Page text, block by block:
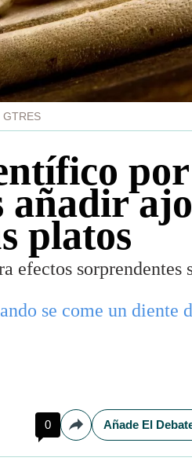
GTRES
añadir
platos
efectos sorprendentes
se come un diente
0 Compartir
Añade El